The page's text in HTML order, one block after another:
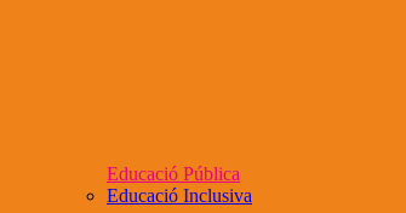
Educació Pública
Educació Inclusiva